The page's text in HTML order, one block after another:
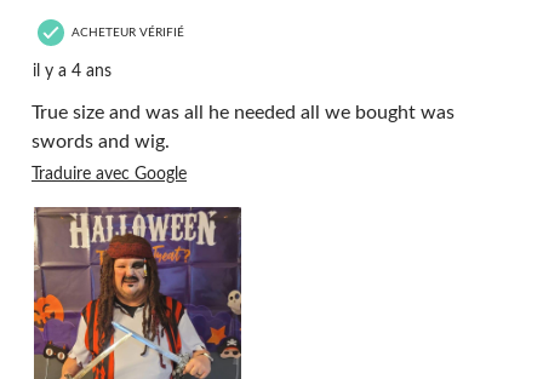
ACHETEUR VÉRIFIÉ
il y a 4 ans
True size and was all he needed all we bought was
swords and wig.
Traduire avec Google